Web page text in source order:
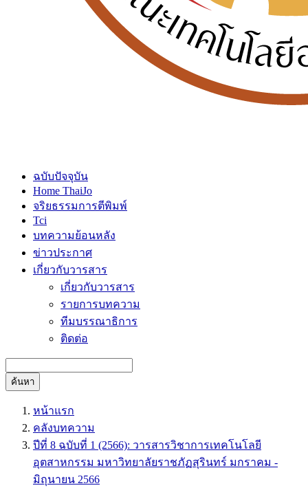
ฉบับปัจจุบัน
Home ThaiJo
จริยธรรมการตีพิมพ์
Tci
บทความย้อนหลัง
ข่าวประกาศ
เกี่ยวกับวารสาร
เกี่ยวกับวารสาร
รายการบทความ
ทีมบรรณาธิการ
ติดต่อ
ค้นหา
หน้าแรก
คลังบทความ
ปีที่ 8 ฉบับที่ 1 (2566): วารสารวิชาการเทคโนโลยี
อุตสาหกรรม มหาวิทยาลัยราชภัฏสุรินทร์ มกราคม -
มิถุนายน 2566